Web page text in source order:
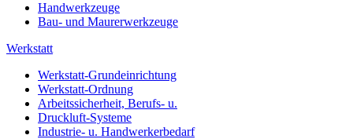
Handwerkzeuge
Bau- und Maurerwerkzeuge
Werkstatt
Werkstatt-Grundeinrichtung
Werkstatt-Ordnung
Arbeitssicherheit, Berufs- u.
Druckluft-Systeme
Industrie- u. Handwerkerbedarf